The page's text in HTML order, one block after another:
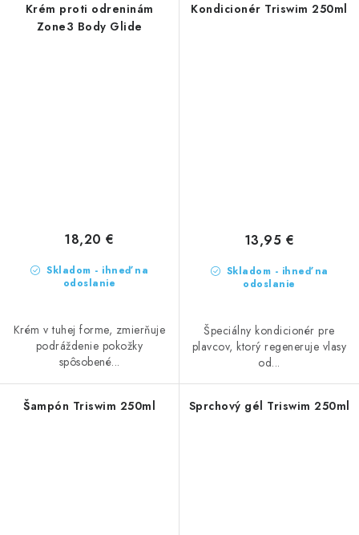
Krém proti odreninám
Zone3 Body Glide
Skladom - ihneď na
odoslanie
18,20 €
Krém v tuhej forme, zmierňuje
podráždenie pokožky
spôsobené...
Kondicionér Triswim 250ml
Skladom - ihneď na
odoslanie
13,95 €
Špeciálny kondicionér pre
plavcov, ktorý regeneruje vlasy
od...
Šampón Triswim 250ml Sprchový gél Triswim 250ml